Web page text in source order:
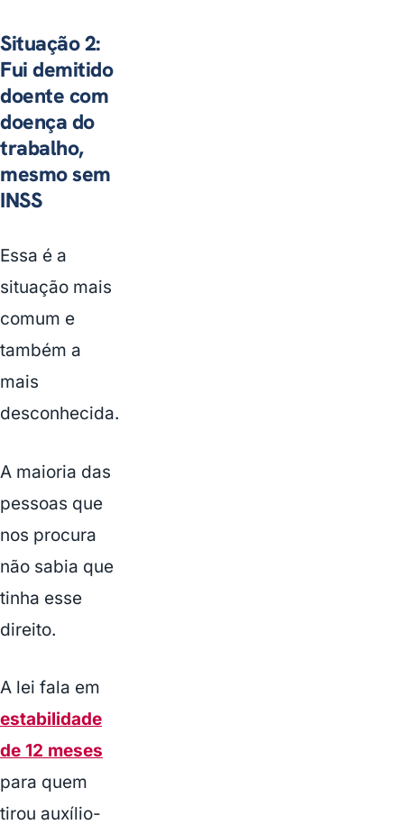
Situação 2:
Fui demitido
doente com
doença do
trabalho,
mesmo sem
INSS
Essa é a
situação mais
comum e
também a
mais
desconhecida.
A maioria das
pessoas que
nos procura
não sabia que
tinha esse
direito.
A lei fala em
estabilidade
de 12 meses
para quem
tirou auxílio-